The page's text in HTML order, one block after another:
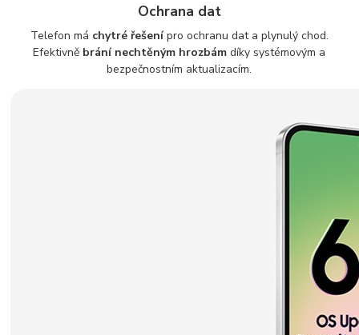
Ochrana dat
Telefon má chytré řešenípro ochranu dat a plynulý chod.
Efektivně brání nechtěným hrozbám díky systémovým a
bezpečnostním aktualizacím.